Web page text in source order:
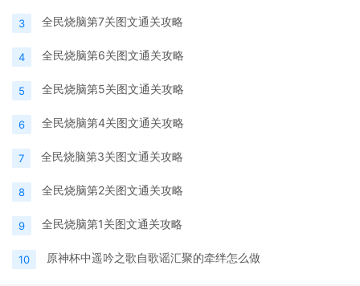
3 全民烧脑第7关图文通关攻略
4 全民烧脑第6关图文通关攻略
5 全民烧脑第5关图文通关攻略
6 全民烧脑第4关图文通关攻略
7 全民烧脑第3关图文通关攻略
8 全民烧脑第2关图文通关攻略
9 全民烧脑第1关图文通关攻略
10 原神杯中遥吟之歌自歌谣汇聚的牵绊怎么做